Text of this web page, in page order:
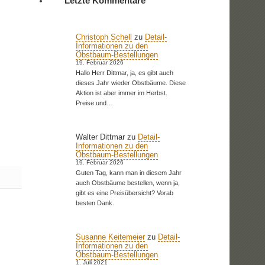
Christoph Schell zu Detail-
Informationen zu den
Obstbaum-Bestellungen
19. Februar 2026
Hallo Herr Dittmar, ja, es gibt auch
dieses Jahr wieder Obstbäume. Diese
Aktion ist aber immer im Herbst.
Preise und…
Walter Dittmarzu Detail-
Informationen zu den
Obstbaum-Bestellungen
19. Februar 2026
Guten Tag, kann man in diesem Jahr
auch Obstbäume bestellen, wenn ja,
gibt es eine Preisübersicht? Vorab
besten Dank.
Susanne Keitemeierzu Detail-
Informationen zu den
Obstbaum-Bestellungen
1. Juli 2021